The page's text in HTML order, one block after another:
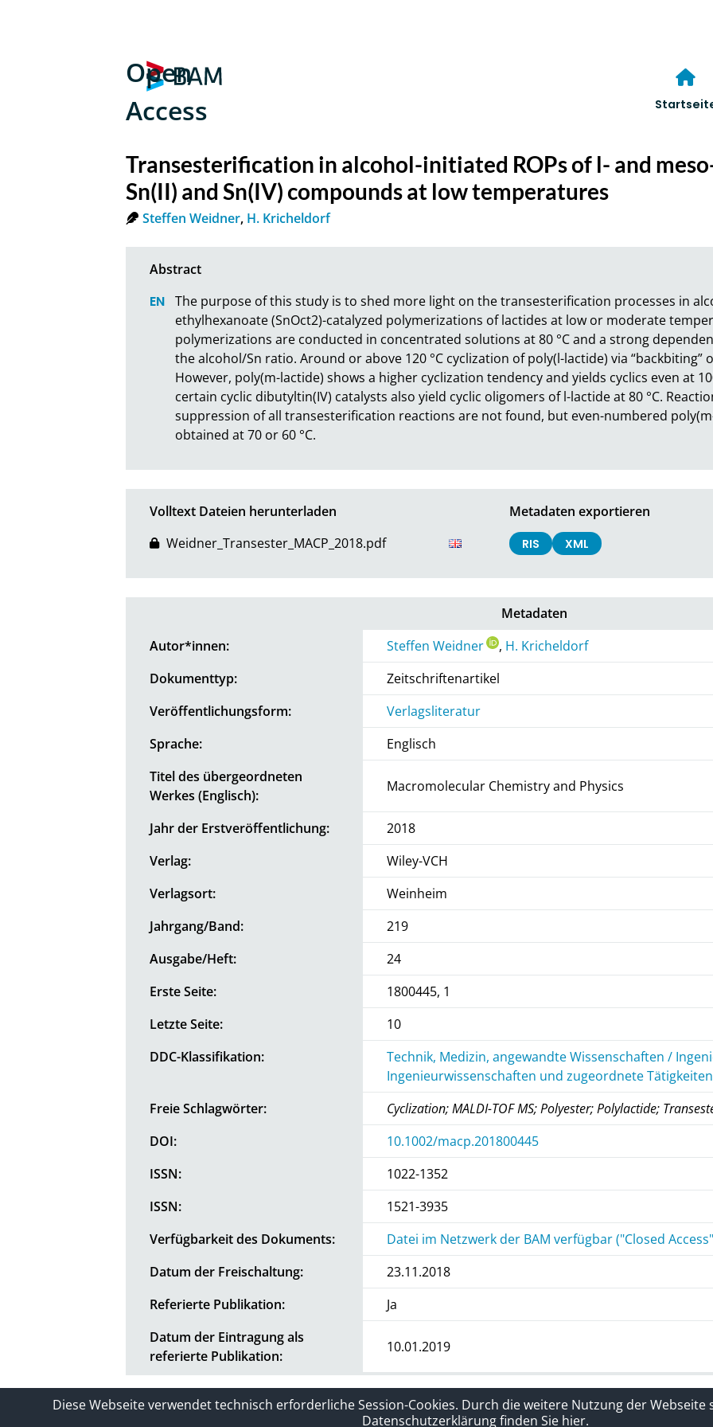
Open
Access
Transesterification in alcohol-initiated ROPs of l- and
Sn(II) and Sn(IV) compounds at low temperatures
Steffen Weidner, H. Kricheldorf
The purpose of this study is to shed more light on the transesterification processes in
ethylhexanoate (SnOct2)-catalyzed polymerizations of lactides at low or moderate
polymerizations are conducted in concentrated solutions at 80 °C and a strong
the alcohol/Sn ratio. Around or above 120 °C cyclization of poly(l-lactide) via “backbiting”
However, poly(m-lactide) shows a higher cyclization tendency and yields cyclics even at
certain cyclic dibutyltin(IV) catalysts also yield cyclic oligomers of l-lactide at 80 °C.
suppression of all transesterification reactions are not found, but even-numbered
obtained at 70 or 60 °C.
Volltext Dateien herunterladen
Weidner_Transester_MACP_2018.pdf
Metadaten exportieren
RIS XML
Metadaten
Autor*innen:
Steffen Weidner , H. Kricheldorf
Dokumenttyp:
Zeitschriftenartikel
Veröffentlichungsform:
Verlagsliteratur
Sprache:
Englisch
Titel des übergeordneten
Werkes (Englisch):
Macromolecular Chemistry and Physics
Jahr der Erstveröffentlichung:
2018
Verlag:
Wiley-VCH
Verlagsort:
Weinheim
Jahrgang/Band:
219
Ausgabe/Heft:
24
Erste Seite:
1800445, 1
Letzte Seite:
10
DDC-Klassifikation:
Technik, Medizin, angewandte Wissenschaften /
Ingenieurwissenschaften und zugeordnete Tätigkeiten
Freie Schlagwörter:
Cyclization; MALDI-TOF MS; Polyester; Polylactide;
DOI:
10.1002/macp.201800445
ISSN:
1022-1352
ISSN:
1521-3935
Verfügbarkeit des Dokuments:
Datei im Netzwerk der BAM verfügbar ("Closed
Datum der Freischaltung:
23.11.2018
Referierte Publikation:
Ja
Datum der Eintragung als
referierte Publikation:
10.01.2019
Kontakt Impressum / Datenschutzerklärung Sitelinks
Diese Webseite verwendet technisch erforderliche Session-Cookies. Durch die weitere Nutzung der Webseite
Datenschutzerklärung finden Sie hier.